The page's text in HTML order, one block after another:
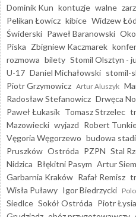
Dominik Kun kontuzje walne
Pelikan Łowicz kibice Widzew
Świderski Paweł Baranowski
Piska Zbigniew Kaczmarek
rozmowa bilety Stomil Olsztyn -
U-17 Daniel Michałowski stomil-
Piotr Grzymowicz Artur Aluszyk
Radosław Stefanowicz Drwęca
Paweł Łukasik Tomasz Strzelec
Mazowiecki wyjazd Robert
Vęgoria Węgorzewo budowa
Pruszków Ostróda PZPN Stal
Nidzica Błękitni Pasym Artur
Garbarnia Kraków Rafał Remisz
Wisła Puławy Igor Biedrzycki
Siedlce Sokół Ostróda Piotr